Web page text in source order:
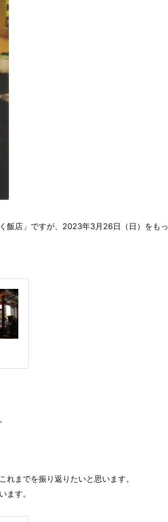
飯店」ですが、2023年3月26日（日）をもっ
までを振り返りたいと思います。
ます。